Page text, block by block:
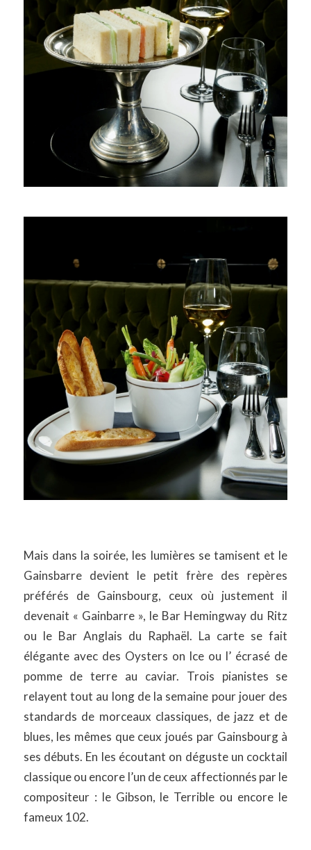
Mais dans la soirée, les lumières se tamisent et le
Gainsbarre devient le petit frère des repères
préférés de Gainsbourg, ceux où justement il
devenait « Gainbarre », le Bar Hemingway du Ritz
ou le Bar Anglais du Raphaël. La carte se fait
élégante avec des Oysters on Ice ou l’ écrasé de
pomme de terre au caviar. Trois pianistes se
relayent tout au long de la semaine pour jouer des
standards de morceaux classiques, de jazz et de
blues, les mêmes que ceux joués par Gainsbourg à
ses débuts. En les écoutant on déguste un cocktail
classique ou encore l’un de ceux affectionnés par le
compositeur : le Gibson, le Terrible ou encore le
fameux 102.